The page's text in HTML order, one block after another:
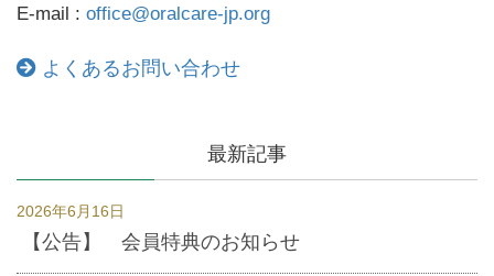
E-mail : office@oralcare-jp.org
よくあるお問い合わせ
最新記事
2026年6月16日
【公告】 会員特典のお知らせ